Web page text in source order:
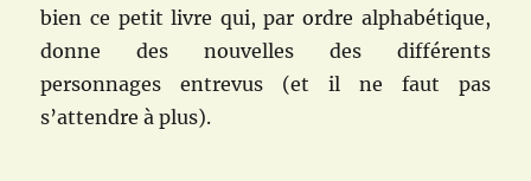
bien ce petit livre qui, par ordre alphabétique,
donne des nouvelles des différents
personnages entrevus (et il ne faut pas
s’attendre à plus).